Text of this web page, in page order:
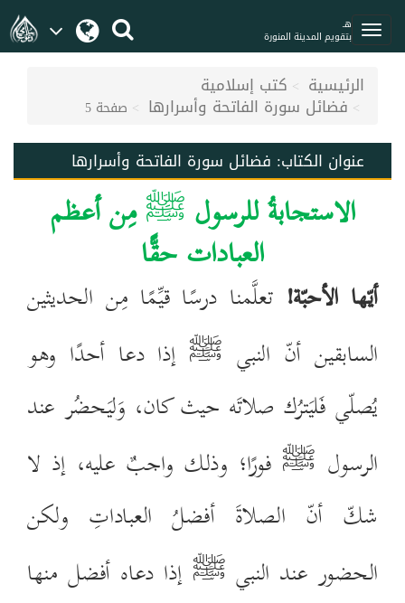
هـ
بتقويم المدينة المنورة
الرئيسية كتب إسلامية
فضائل سورة الفاتحة وأسرارها صفحة 5
عنوان الكتاب: فضائل سورة الفاتحة وأسرارها
الاستجابةُ للرسول ﷺمِن أعظم
العبادات حقًّا
أيّها الأحبّة! تعلَّمنا درسًا قيِّمًا مِن الحديثين
السابقين أنّ النبي ﷺ إذا دعا أحدًا وهو
يُصلّي فَليَترُك صلاتَه حيث كان، وَليَحضُر عند
الرسول ﷺ فورًا؛ وذلك واجبٌ عليه، إذ لا
شكّ أنّ الصلاةَ أفضلُ العباداتِ ولكن
الحضور عند النبي ﷺ إذا دعاه أفضل منها